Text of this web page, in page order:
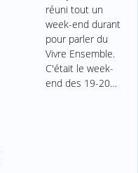
réuni tout un
week-end durant
pour parler du
Vivre Ensemble.
C'était le week-
end des 19-20…